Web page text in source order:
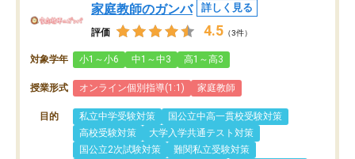
家庭教師のガンバ 詳しく見る
評価 4.5 （3件）
対象学年 小1～小6 中1～中3 高1～高3
授業形式 オンライン個別指導(1:1) 家庭教師
目的 私立中学受験対策
国公立中高一貫校受験対策
高校受験対策
大学入学共通テスト対策
国公立2次試験対策
難関私立受験対策